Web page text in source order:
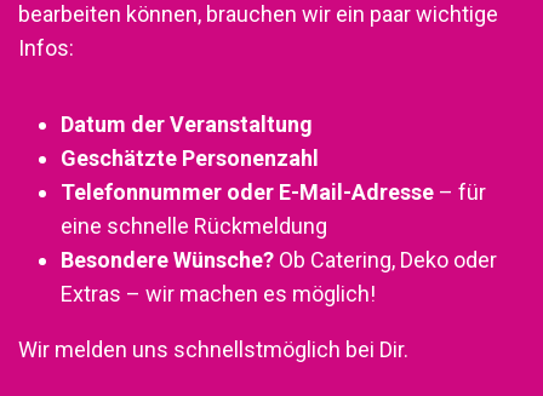
bearbeiten können, brauchen wir ein paar wichtige
Infos:
Datum der Veranstaltung
Geschätzte Personenzahl
Telefonnummer oder E-Mail-Adresse – für
eine schnelle Rückmeldung
Besondere Wünsche? Ob Catering, Deko oder
Extras – wir machen es möglich!
Wir melden uns schnellstmöglich bei Dir.